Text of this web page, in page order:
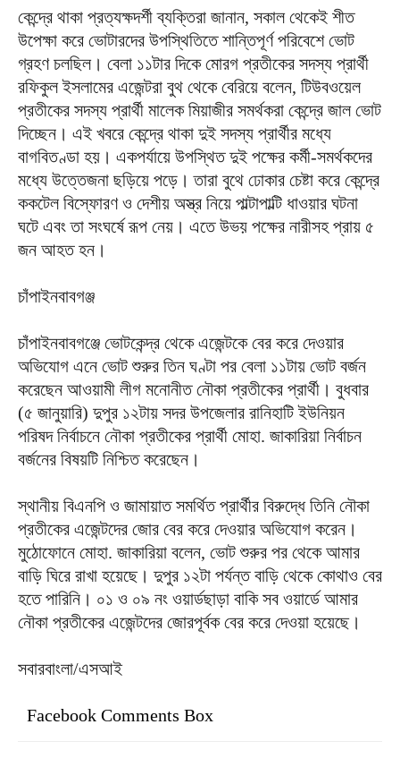
কেন্দ্রে থাকা প্রত্যক্ষদর্শী ব্যক্তিরা জানান, সকাল থেকেই শীত
উপেক্ষা করে ভোটারদের উপস্থিতিতে শান্তিপূর্ণ পরিবেশে ভোট
গ্রহণ চলছিল। বেলা ১১টার দিকে মোরগ প্রতীকের সদস্য প্রার্থী
রফিকুল ইসলামের এজেন্টরা বুথ থেকে বেরিয়ে বলেন, টিউবওয়েল
প্রতীকের সদস্য প্রার্থী মালেক মিয়াজীর সমর্থকরা কেন্দ্রে জাল ভোট
দিচ্ছেন। এই খবরে কেন্দ্রে থাকা দুই সদস্য প্রার্থীর মধ্যে
বাগবিতণ্ডা হয়। একপর্যায়ে উপস্থিত দুই পক্ষের কর্মী-সমর্থকদের
মধ্যে উত্তেজনা ছড়িয়ে পড়ে। তারা বুথে ঢোকার চেষ্টা করে কেন্দ্রে
ককটেল বিস্ফোরণ ও দেশীয় অস্ত্র নিয়ে পাল্টাপাল্টি ধাওয়ার ঘটনা
ঘটে এবং তা সংঘর্ষে রূপ নেয়। এতে উভয় পক্ষের নারীসহ প্রায় ৫
জন আহত হন।
চাঁপাইনবাবগঞ্জ
চাঁপাইনবাবগঞ্জে ভোটকেন্দ্র থেকে এজেন্টকে বের করে দেওয়ার
অভিযোগ এনে ভোট শুরুর তিন ঘণ্টা পর বেলা ১১টায় ভোট বর্জন
করেছেন আওয়ামী লীগ মনোনীত নৌকা প্রতীকের প্রার্থী। বুধবার
(৫ জানুয়ারি) দুপুর ১২টায় সদর উপজেলার রানিহাটি ইউনিয়ন
পরিষদ নির্বাচনে নৌকা প্রতীকের প্রার্থী মোহা. জাকারিয়া নির্বাচন
বর্জনের বিষয়টি নিশ্চিত করেছেন।
স্থানীয় বিএনপি ও জামায়াত সমর্থিত প্রার্থীর বিরুদ্ধে তিনি নৌকা
প্রতীকের এজেন্টদের জোর বের করে দেওয়ার অভিযোগ করেন।
মুঠোফোনে মোহা. জাকারিয়া বলেন, ভোট শুরুর পর থেকে আমার
বাড়ি ঘিরে রাখা হয়েছে। দুপুর ১২টা পর্যন্ত বাড়ি থেকে কোথাও বের
হতে পারিনি। ০১ ও ০৯ নং ওয়ার্ডছাড়া বাকি সব ওয়ার্ডে আমার
নৌকা প্রতীকের এজেন্টদের জোরপূর্বক বের করে দেওয়া হয়েছে।
সবারবাংলা/এসআই
Facebook Comments Box